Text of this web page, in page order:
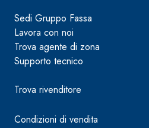
Sedi Gruppo Fassa
Lavora con noi
Trova agente di zona
Supporto tecnico
Trova rivenditore
Condizioni di vendita